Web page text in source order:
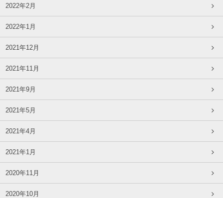
2022年2月
2022年1月
2021年12月
2021年11月
2021年9月
2021年5月
2021年4月
2021年1月
2020年11月
2020年10月